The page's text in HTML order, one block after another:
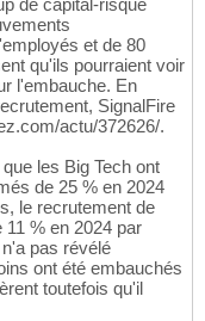
de capital-risque
et de 80
qu'ils pourraient voir
l'embauche. En
SignalFire
actu/372626/.
les Big Tech ont
de 25 % en 2024
le recrutement de
% en 2024 par
pas révélé
ont été embauchés
toutefois qu'il